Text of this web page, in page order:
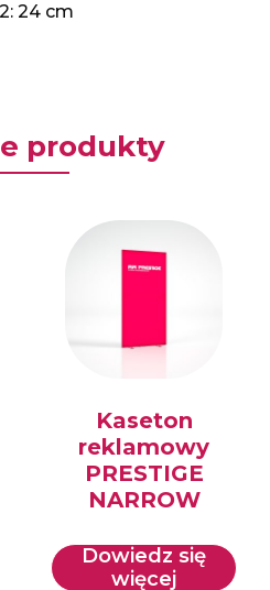
24 cm
produkty
Kaseton
reklamowy
PRESTIGE
NARROW
Dowiedz się
więcej